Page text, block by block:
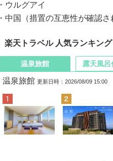
・ウルグアイ
・中国（措置の互恵性が確認さ
楽天トラベル 人気ランキング
温泉旅館
温泉旅館 更新日時：2026/08/09 15:00
露天風